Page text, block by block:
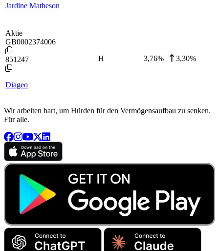
Jardine Matheson
Aktie
GB0002374006
851247
Diageo
H 3,76% 3,30%
Wir arbeiten hart, um Hürden für den Vermögensaufbau zu senken.
Für alle.